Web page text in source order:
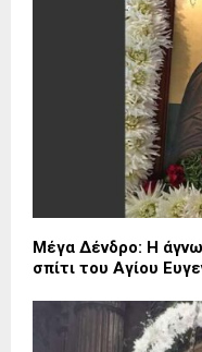
Μέγα Δένδρο: Η
σπίτι του Αγίου